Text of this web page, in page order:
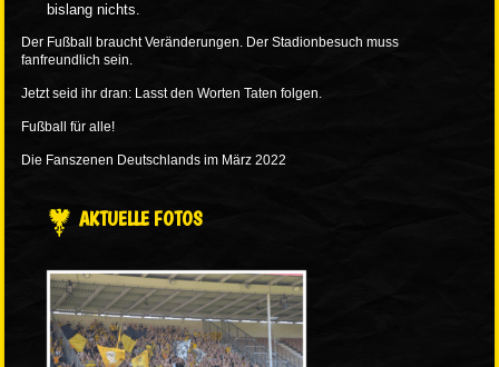
bislang nichts.
Der Fußball braucht Veränderungen. Der Stadionbesuch muss
fanfreundlich sein.
Jetzt seid ihr dran: Lasst den Worten Taten folgen.
Fußball für alle!
Die Fanszenen Deutschlands im März 2022
AKTUELLE FOTOS